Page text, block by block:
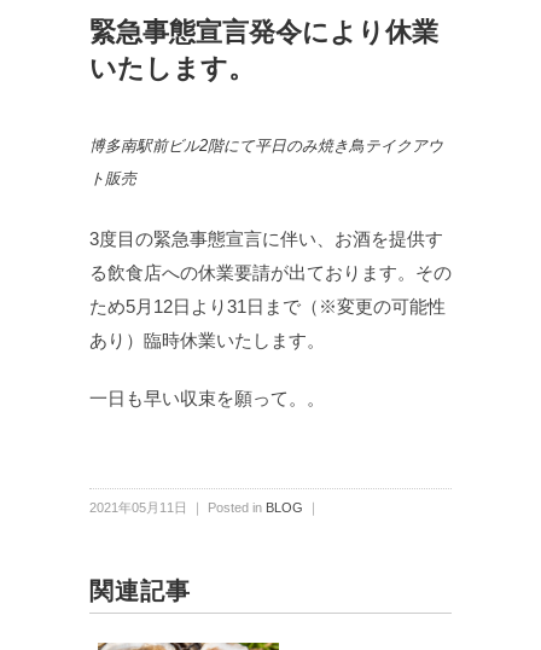
緊急事態宣言発令により休業
いたします。
博多南駅前ビル2階にて平日のみ焼き鳥テイクアウ
ト販売
3度目の緊急事態宣言に伴い、お酒を提供す
る飲食店への休業要請が出ております。その
ため5月12日より31日まで（※変更の可能性
あり）臨時休業いたします。
一日も早い収束を願って。。
2021年05月11日 ｜ Posted in BLOG ｜
関連記事